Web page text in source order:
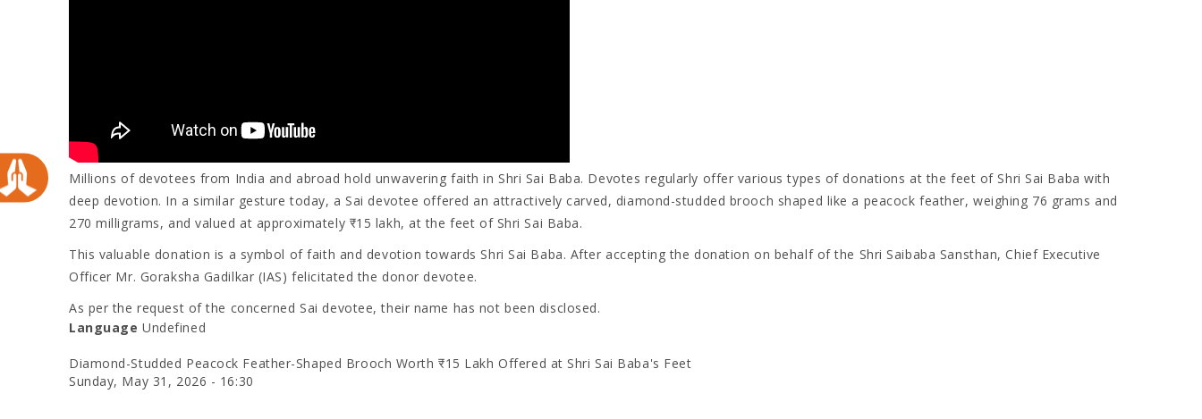
​Millions of devotees from India and abroad hold unwavering faith in Shri Sai Baba. Devotes regularly offer various types of donations at the feet of Shri Sai Baba with
deep devotion. In a similar gesture today, a Sai devotee offered an attractively carved, diamond-studded brooch shaped like a peacock feather, weighing 76 grams and
270 milligrams, and valued at approximately ₹15 lakh, at the feet of Shri Sai Baba.
​This valuable donation is a symbol of faith and devotion towards Shri Sai Baba. After accepting the donation on behalf of the Shri Saibaba Sansthan, Chief Executive
Officer Mr. Goraksha Gadilkar (IAS) felicitated the donor devotee.
As per the request of the concerned Sai devotee, their name has not been disclosed.
Language Undefined
Diamond-Studded Peacock Feather-Shaped Brooch Worth ₹15 Lakh Offered at Shri Sai Baba's Feet
Sunday, May 31, 2026 - 16:30